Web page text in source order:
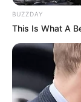
BUZZDAY
This Is What A